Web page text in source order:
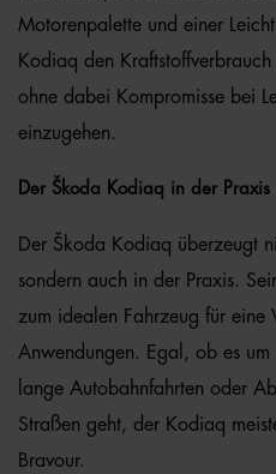
Motorenpalette und einer
Kodiaq den
ohne dabei Kompromisse bei
einzugehen.
Der Škoda Kodiaq in der Praxis
Der Škoda Kodiaq überzeugt
sondern auch in der Praxis.
zum idealen Fahrzeug für eine
Anwendungen. Egal, ob es
lange Autobahnfahrten oder
Straßen geht, der Kodiaq
Bravour.